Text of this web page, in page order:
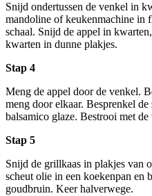
Snijd ondertussen de venkel in
mandoline of keukenmachine in
schaal. Snijd de appel in
kwarten in dunne plakjes.
Stap 4
Meng de appel door de venkel.
meng door elkaar. Besprenkel
balsamico glaze. Bestrooi met
Stap 5
Snijd de grillkaas in plakjes van
scheut olie in een koekenpan en
goudbruin. Keer halverwege.